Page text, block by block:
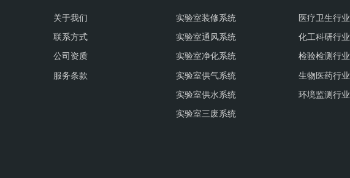
关于我们
联系方式
公司资质
服务条款
实验室装修系统
实验室通风系统
实验室净化系统
实验室供气系统
实验室供水系统
实验室三废系统
医疗卫生行业
化工科研行业
检验检测行业
生物医药行业
环境监测行业